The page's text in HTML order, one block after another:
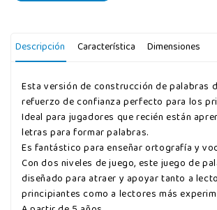
Descripción Característica Dimensiones
Esta versión de construcción de palabras
refuerzo de confianza perfecto para los
Ideal para jugadores que recién están
letras para formar palabras.
Es fantástico para enseñar ortografía y
Con dos niveles de juego, este juego de
diseñado para atraer y apoyar tanto a
principiantes como a lectores más